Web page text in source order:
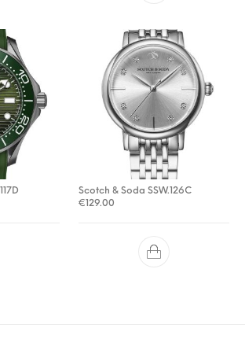
Scotch & Soda SSW.126C
€ 129.00